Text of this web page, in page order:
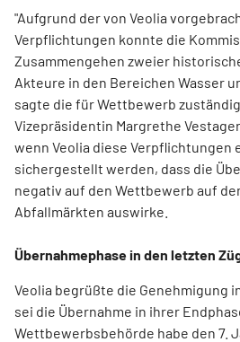
"Aufgrund der von Veolia
Verpflichtungen konnte die
Zusammengehen zweier
Akteure in den Bereichen Wasser
sagte die für Wettbewerb
Vizepräsidentin Margrethe
wenn Veolia diese Verpflichtungen
sichergestellt werden, dass die
negativ auf den Wettbewerb auf
Abfallmärkten auswirke.
Übernahmephase in den letzten
Veolia begrüßte die Genehmigung
sei die Übernahme in ihrer
Wettbewerbsbehörde habe den 7.